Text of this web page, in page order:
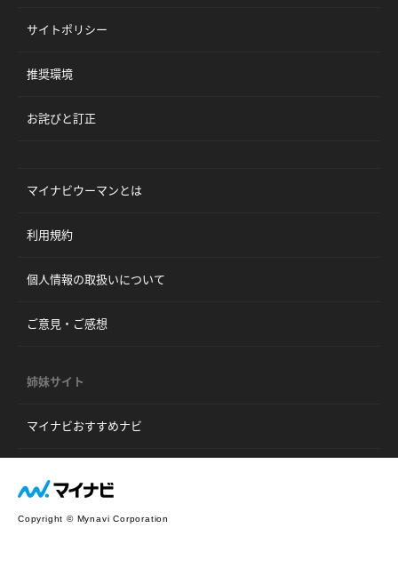
サイトポリシー
推奨環境
お詫びと訂正
マイナビウーマンとは
利用規約
個人情報の取扱いについて
ご意見・ご感想
姉妹サイト
マイナビおすすめナビ
Copyright © Mynavi Corporation